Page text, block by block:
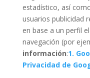
estadístico, así
usuarios publicidad
en base a un perfil
navegación (por
información:1.
Privacidad de